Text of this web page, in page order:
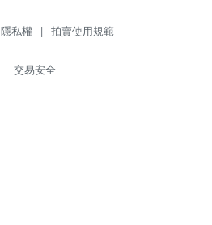
隱私權 | 拍賣使用規範
交易安全